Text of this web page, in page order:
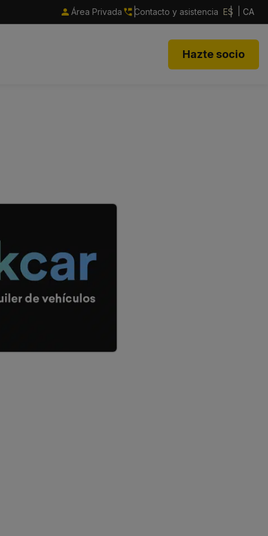
Área Privada Contacto y asistencia ES CA
Hazte socio